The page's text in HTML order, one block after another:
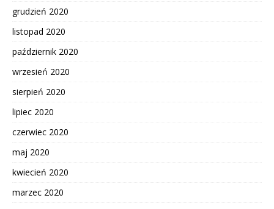
grudzień 2020
listopad 2020
październik 2020
wrzesień 2020
sierpień 2020
lipiec 2020
czerwiec 2020
maj 2020
kwiecień 2020
marzec 2020